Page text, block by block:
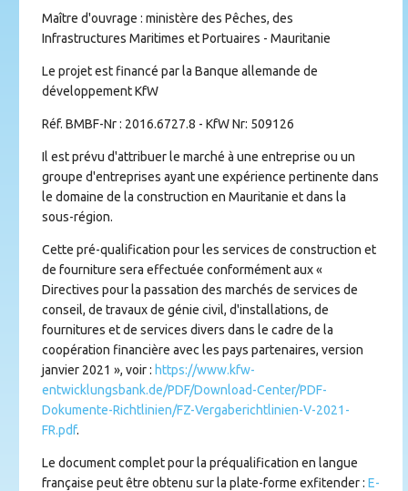
Maître d'ouvrage : ministère des Pêches, des
Infrastructures Maritimes et Portuaires - Mauritanie
Le projet est financé par la Banque allemande de
développement KfW
Réf. BMBF-Nr : 2016.6727.8 - KfW Nr: 509126
Il est prévu d'attribuer le marché à une entreprise ou un
groupe d'entreprises ayant une expérience pertinente dans
le domaine de la construction en Mauritanie et dans la
sous-région.
Cette pré-qualification pour les services de construction et
de fourniture sera effectuée conformément aux «
Directives pour la passation des marchés de services de
conseil, de travaux de génie civil, d'installations, de
fournitures et de services divers dans le cadre de la
coopération financière avec les pays partenaires, version
janvier 2021 », voir : https://www.kfw-
entwicklungsbank.de/PDF/Download-Center/PDF-
Dokumente-Richtlinien/FZ-Vergaberichtlinien-V-2021-
FR.pdf.
Le document complet pour la préqualification en langue
française peut être obtenu sur la plate-forme exfitender : E-